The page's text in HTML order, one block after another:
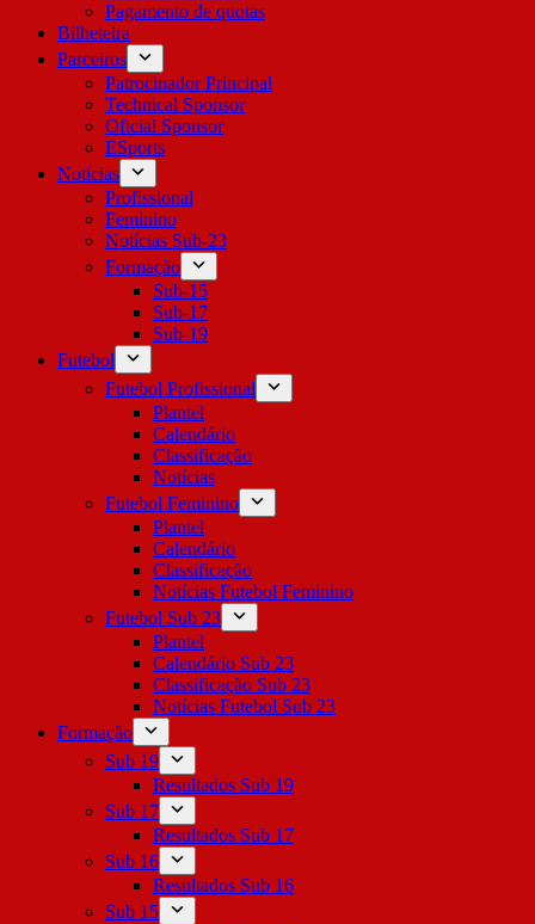
Pagamento de quotas
Bilheteira
Parceiros
Patrocinador Principal
Technical Sponsor
Oficial Sponsor
ESports
Notícias
Profissional
Feminino
Notícias Sub-23
Formação
Sub-15
Sub-17
Sub-19
Futebol
Futebol Profissional
Plantel
Calendário
Classificação
Notícias
Futebol Feminino
Plantel
Calendário
Classificação
Notícias Futebol Feminino
Futebol Sub 23
Plantel
Calendário Sub 23
Classificação Sub 23
Notícias Futebol Sub 23
Formação
Sub 19
Resultados Sub 19
Sub 17
Resultados Sub 17
Sub 16
Resultados Sub 16
Sub 15